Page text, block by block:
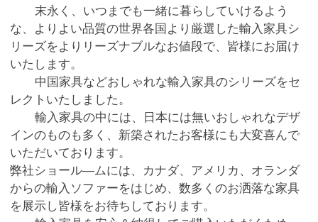
末永く、いつまでも一緒に暮らしていけるよう
な、よりよい品質の世界各国より厳選した輸入家具シ
リーズをよりリーズナブルなお値段で、皆様にお届け
いたします。
中国家具などおしゃれな輸入家具のシリーズをセ
レクトいたしました。
輸入家具の中には、日本には無いおしゃれなデザ
インのものも多く、新築されたお客様にも大変喜んで
いただいております。
弊社ショール―ムには、カナダ、アメリカ、オランダ
からの輸入ソファーをはじめ、数多くのお洒落な家具
を展示し皆様をお待ちしております。